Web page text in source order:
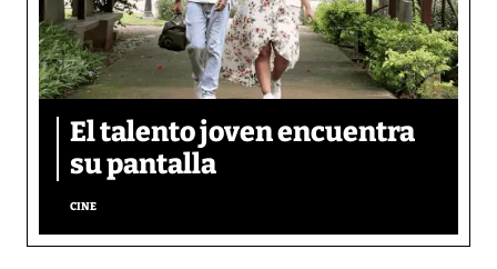
El talento joven encuentra
su pantalla​
CINE